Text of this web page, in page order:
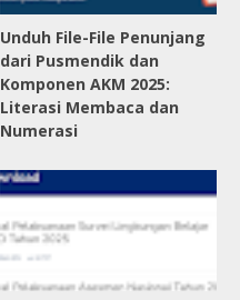
Unduh File-File Penunjang
dari Pusmendik dan
Komponen AKM 2025:
Literasi Membaca dan
Numerasi